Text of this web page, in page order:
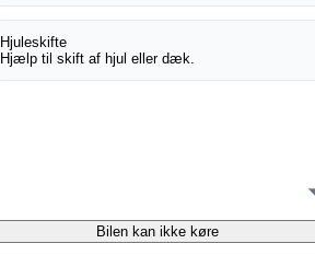
Hjuleskifte
Hjælp til skift af hjul eller dæk.
Bilen kan ikke køre